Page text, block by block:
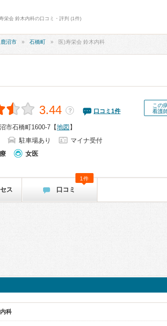
栄会 鈴木内科の口コミ・評判 (1件)
鹿沼市 石橋町 医)寿栄会 鈴木内科
この
看護
3.44 ？ 口コミ 1件
市石橋町1600-7 【地図 】
駐車場あり
マイナ受付
女医
ス 口コミ
1件
科